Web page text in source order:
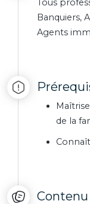
Tous
Banquiers,
Agents
de la